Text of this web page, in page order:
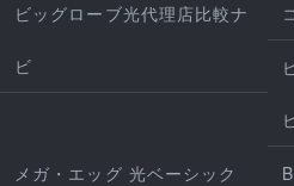
ビッグローブ光代理店比較ナ
ビ
メガ・エッグ 光ベーシック